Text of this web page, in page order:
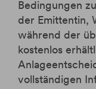
Bedingungen
der Emittentin,
während der
kostenlos
vollständigen